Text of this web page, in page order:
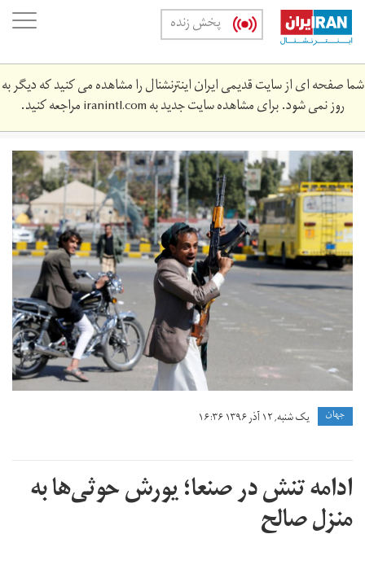
Skip
main
content
پخش زنده
شما صفحه ای از سایت قدیمی ایران اینترنشنال را مشاهده می کنید که دیگر به
روز نمی شود. برای مشاهده سایت جدید بهiranintl.comمراجعه کنید.
2017-
12-
security.jpg
جهان یک شنبه, ۱۲ آذر ۱۳۹۶ ۱۶:۳۶
ادامه تنش در صنعا؛ یورش حوثی‌ها به
منزل صالح